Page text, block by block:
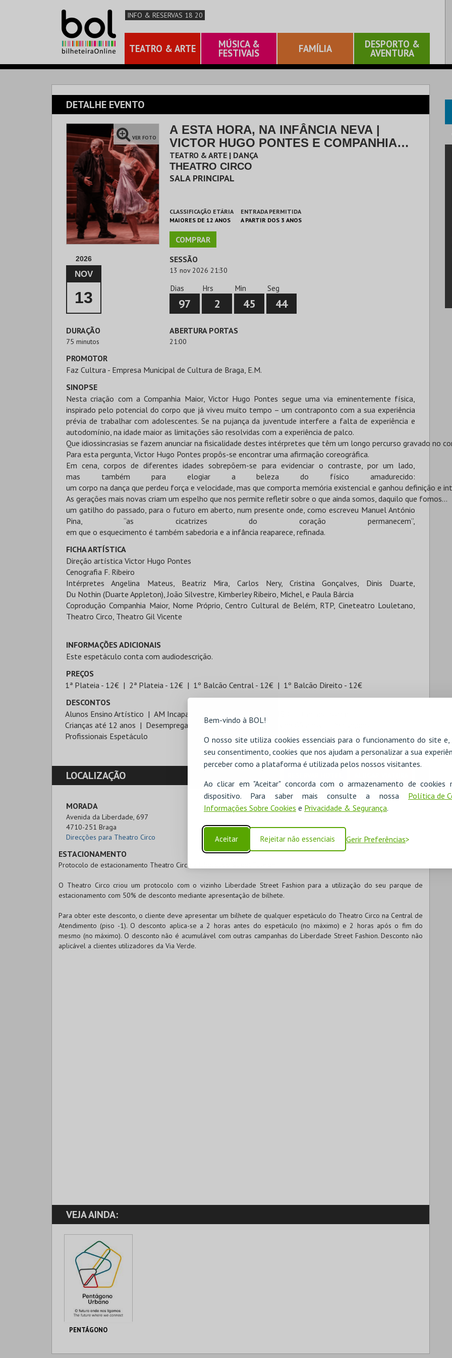
Bem-vindo à BOL!
O nosso site utiliza cookies essenciais para o funcionamento do site
seu consentimento, cookies que nos ajudam a personalizar a sua
perceber como a plataforma é utilizada pelos nossos visitantes.
Ao clicar em "Aceitar" concorda com o armazenamento de cookies
dispositivo. Para saber mais consulte a nossa Política de
Informações Sobre Cookies e Privacidade & Segurança.
Aceitar Rejeitar não essenciais Gerir Preferências
INFO & RESERVAS 18 20
TEATRO & ARTE MÚSICA &
FESTIVAIS FAMÍLIA DESPORTO &
AVENTURA
DETALHE EVENTO
VER FOTO
A ESTA HORA, NA INFÂNCIA NEVA |
VICTOR HUGO PONTES E COMPANHIA
MAIOR
TEATRO & ARTE | DANÇA
THEATRO CIRCO
SALA PRINCIPAL
CLASSIFICAÇÃO ETÁRIA
MAIORES DE 12 ANOS
ENTRADA PERMITIDA
A PARTIR DOS 3 ANOS
COMPRAR
2026
NOV
13
SESSÃO
13 nov 2026 21:30
Dias
97
Hrs
2
Min
45
Seg
43
DURAÇÃO
75 minutos
ABERTURA PORTAS
21:00
PROMOTOR
Faz Cultura - Empresa Municipal de Cultura de Braga, E.M.
SINOPSE
Nesta criação com a Companhia Maior, Victor Hugo Pontes segue uma via eminentemente física,
inspirado pelo potencial do corpo que já viveu muito tempo – um contraponto com a sua experiência
prévia de trabalhar com adolescentes. Se na pujança da juventude interfere a falta de experiência e
autodomínio, na idade maior as limitações são resolvidas com a experiência de palco.
Que idiossincrasias se fazem anunciar na fisicalidade destes intérpretes que têm um longo percurso gravado no
Para esta pergunta, Victor Hugo Pontes propôs-se encontrar uma afirmação coreográfica.
Em cena, corpos de diferentes idades sobrepõem-se para evidenciar o contraste, por um lado,
mas também para elogiar a beleza do físico amadurecido:
um corpo na dança que perdeu força e velocidade, mas que comporta memória existencial e ganhou definição e
As gerações mais novas criam um espelho que nos permite refletir sobre o que ainda somos, daquilo que fomos...
um gatilho do passado, para o futuro em aberto, num presente onde, como escreveu Manuel António
Pina, “as cicatrizes do coração permanecem”,
em que o esquecimento é também sabedoria e a infância reaparece, refinada.
FICHA ARTÍSTICA
Direção artística Victor Hugo Pontes
Cenografia F. Ribeiro
Intérpretes Angelina Mateus, Beatriz Mira, Carlos Nery, Cristina Gonçalves, Dinis Duarte,
Du Nothin (Duarte Appleton), João Silvestre, Kimberley Ribeiro, Michel, e Paula Bárcia
Coprodução Companhia Maior, Nome Próprio, Centro Cultural de Belém, RTP, Cineteatro Louletano,
Theatro Circo, Theatro Gil Vicente
INFORMAÇÕES ADICIONAIS
Este espetáculo conta com audiodescrição.
PREÇOS
1ª Plateia - 12€
2ª Plateia - 12€ 1º Balcão Central - 12€
1º Balcão Direito - 12€
DESCONTOS
Alunos Ensino Artístico
AM Incapacidade Multiuso
Crianças até 12 anos
Desempregados Estudante Maiores de 65 anos
Profissionais Espetáculo
LOCALIZAÇÃO
MORADA
Avenida da Liberdade, 697
4710-251 Braga
Direcções para Theatro Circo
ESTACIONAMENTO
Protocolo de estacionamento Theatro Circo x Liberdade Street Fashion
O Theatro Circo criou um protocolo com o vizinho Liberdade Street Fashion para a utilização do seu parque de
estacionamento com 50% de desconto mediante apresentação de bilhete.
Para obter este desconto, o cliente deve apresentar um bilhete de qualquer espetáculo do Theatro Circo na Central de
Atendimento (piso -1). O desconto aplica-se a 2 horas antes do espetáculo (no máximo) e 2 horas após o fim do
mesmo (no máximo). O desconto não é acumulável com outras campanhas do Liberdade Street Fashion. Desconto não
aplicável a clientes utilizadores da Via Verde.
VEJA AINDA:
PENTÁGONO
PENTÁGONO